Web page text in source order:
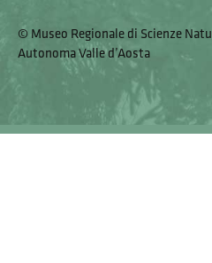
© Museo Regionale di Scienze
Autonoma Valle d’Aosta